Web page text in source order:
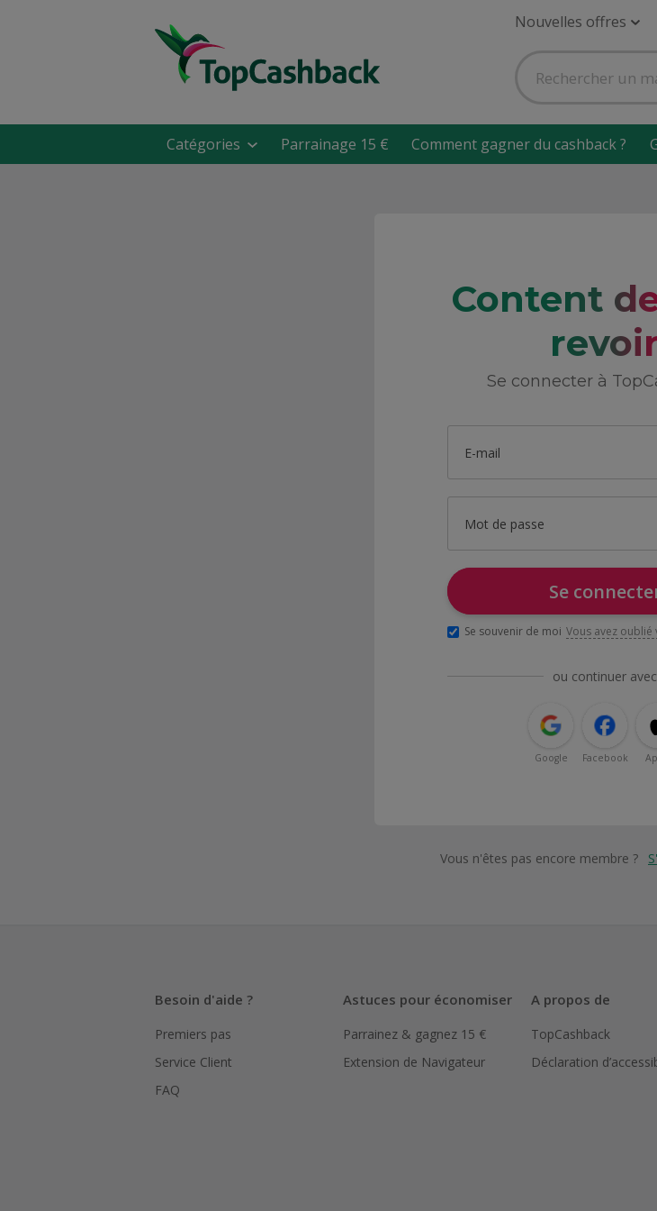
Nouvelles offres
Catégories Parrainage 15 € Comment gagner du cashback ?
Content
Se connecter à
E-mail
Mot de passe
Se
Se souvenir de moi Vous avez
ou continuer avec
Google Facebook
Vous n'êtes pas encore membre ?
Besoin d'aide ?
Premiers pas
Service Client
FAQ
Astuces pour économiser
Parrainez & gagnez 15 €
Extension de Navigateur
A propos de
TopCashback
Déclaration